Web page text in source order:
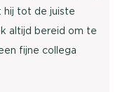
hij tot de juiste
altijd bereid om te
fijne collega